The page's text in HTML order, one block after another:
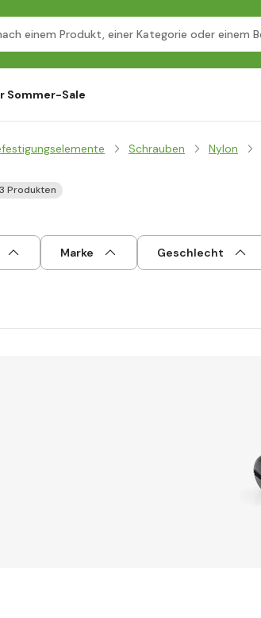
Sommer-Sale
Schrauben Nylon
3 Produkten
Marke Geschlecht